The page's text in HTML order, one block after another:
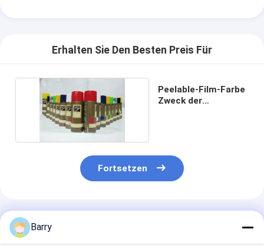
Erhalten Sie Den Besten Preis Für
Peelable-Film-Farbe
Zweck der
Fortsetzen
Empfohlene Produkte
Barry